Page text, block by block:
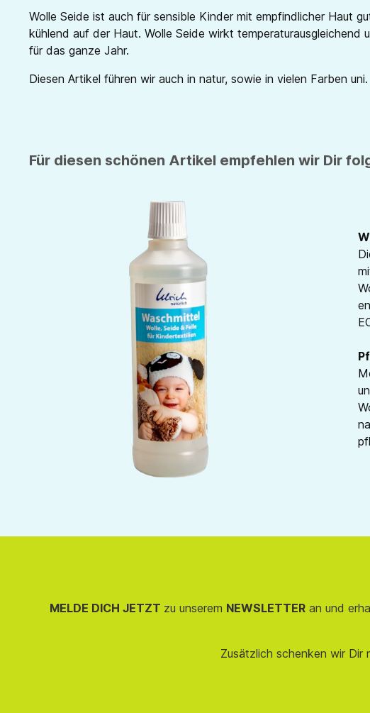
Wolle Seide ist auch für sensible Kinder mit empfindlicher Haut
kühlend auf der Haut. Wolle Seide wirkt
für das ganze Jahr.
Diesen Artikel führen wir auch in natur, sowie in vielen Farben uni.
Für diesen schönen Artikel empfehlen wir Dir
MELDE DICH JETZT zu unserem NEWSLETTERan und
Zusätzlich schenken wir Dir